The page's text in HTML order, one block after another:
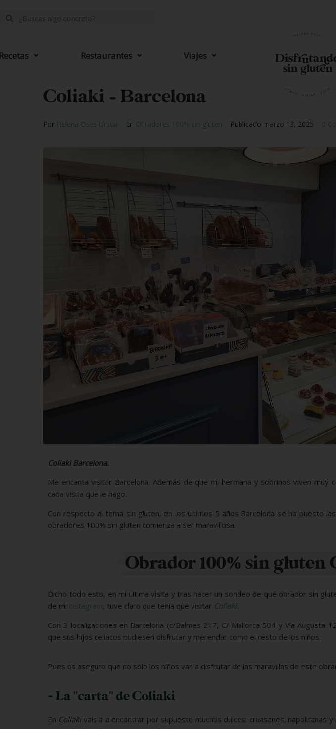
Restaurantes Viajes
Coliaki – Barcelona
Por Helena Oses Ursua En Obradores 100% sin gluten Publicado marzo 13, 2025 0
Coliaki Barcelona.
Me encanta visitar Barcelona. Además de que mi hermana y sobrinos viven muy
cada visita que le hago.
Con respecto al tema sin gluten, en los últimos 5 años Barcelona se ha puesto
obradores 100% sin gluten comienza a ser maravillosa.
Obrador 100% sin gluten
Dicho todo esto, en mi ultima visita y tras hacer un sondeo de qué obrador sin
de mi instagram, tuve claro que tenía que visitar Coliaki.
Con 3 localizaciones en Barcelona (c/Balmes 217, C/ Mallorca 504 y Vía Augusta
que sus hijos celiacos pudiesen disfrutar y merendar como el resto de los niños.
Pues os aseguro que no sólo los niños van a disfrutar de las maravillas de este
- La "carta" de Coliaki
En Coliakivais a a encontrar por supuesto muchos dulces: cruasanes, napolitanas